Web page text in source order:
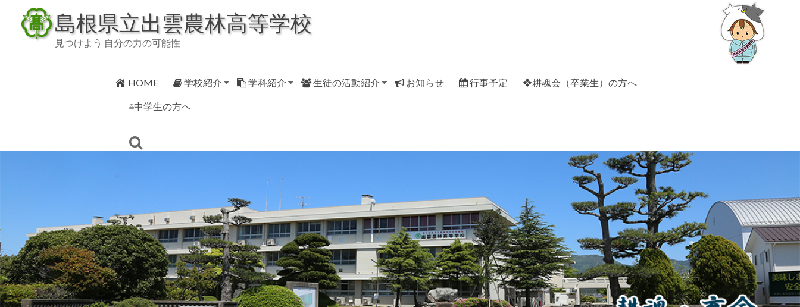
content
島根県立出雲農林高等学校
見つけよう 自分の力の可能性
HOME 学校紹介 学科紹介 生徒の活動紹介 お知らせ 行事予定 ❖耕魂会（卒業生）の方へ
⁂中学生の方へ